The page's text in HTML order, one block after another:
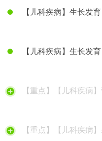
【儿科疾病】生长发育
【儿科疾病】生长发
【重点】【儿科疾病
【重点】【儿科疾病